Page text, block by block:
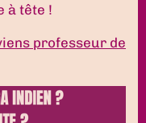
à tête !
professeur de